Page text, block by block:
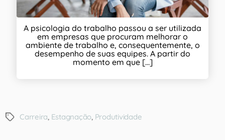
A psicologia do trabalho passou a ser utilizada
em empresas que procuram melhorar o
ambiente de trabalho e, consequentemente, o
desempenho de suas equipes. A partir do
momento em que [...]
Carreira, Estagnação, Produtividade